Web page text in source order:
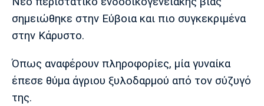
Πολιτισμός
Τραγούδια
Cine Spot
Running
Πρόγραμμα TV
σημειώθηκε στην Εύβοια και πιο συγκεκριμένα
στην Κάρυστο.
Όπως αναφέρουν πληροφορίες, μία γυναίκα
έπεσε θύμα άγριου ξυλοδαρμού από τον σύζυγό
της.